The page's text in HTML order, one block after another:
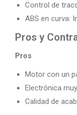
Control de
ABS en curva:
Pros y
Pros
Motor con un
Electrónica
Calidad de